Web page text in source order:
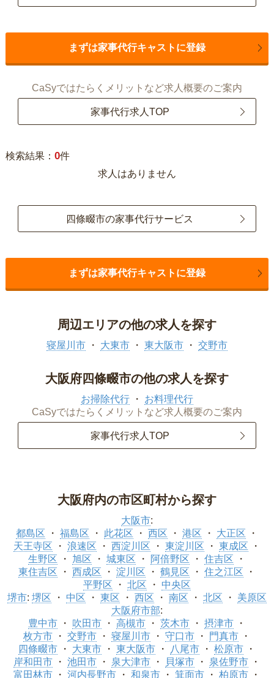
まずは家事代行キャストに登録
CaSyではたらくメリットなど求人概要のご案内
家事代行求人TOP
検索結果： 0件
求人はありません
四條畷市の家事代行サービス
まずは家事代行キャストに登録
周辺エリアの他の求人を探す
寝屋川市 大東市 東大阪市 交野市
大阪府四條畷市の他の求人を探す
お掃除代行
お料理代行
CaSyではたらくメリットなど求人概要のご案内
家事代行求人TOP
大阪府内の市区町村から探す
大阪市:
都島区
福島区 此花区 西区 港区
大正区
天王寺区
浪速区 西淀川区 東淀川区
東成区
生野区
旭区 城東区 阿倍野区
住吉区
東住吉区
西成区 淀川区 鶴見区
住之江区
平野区
北区
中央区
堺市: 堺区 中区 東区 西区 南区 北区
美原区
大阪府市部:
豊中市
吹田市 高槻市 茨木市
摂津市
枚方市
交野市 寝屋川市 守口市
門真市
四條畷市
大東市 東大阪市 八尾市
松原市
岸和田市
池田市 泉大津市 貝塚市
泉佐野市
富田林市
河内長野市 和泉市 箕面市 柏原市